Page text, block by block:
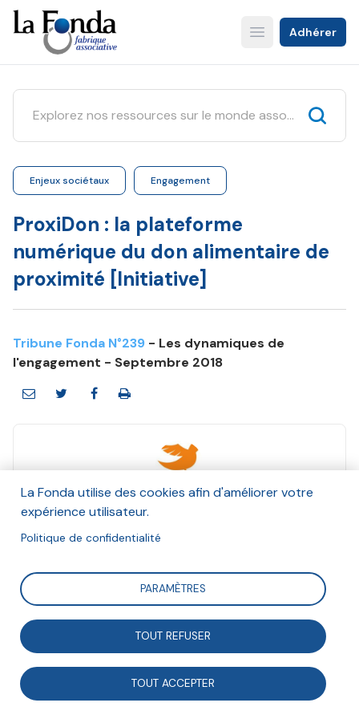
Aller
au
contenu
principal
Open main menu
Adhérer
Enjeux sociétaux Engagement
ProxiDon : la plateforme
numérique du don alimentaire de
proximité [Initiative]
Tribune Fonda N°239 - Les dynamiques de
l'engagement - Septembre 2018
ProxiDon
Septembre 2018
ProxiDon est un service créé par la Banque alimentaire
du Rhône pour mettre en relation des commerces de
proximité et des associations d’aide aux plus démunis,
pour la redistribution de denrées alimentaires
La Fonda utilise des cookies afin d'améliorer votre
expérience utilisateur.
Politique de confidentialité
PARAMÈTRES
TOUT REFUSER
TOUT ACCEPTER